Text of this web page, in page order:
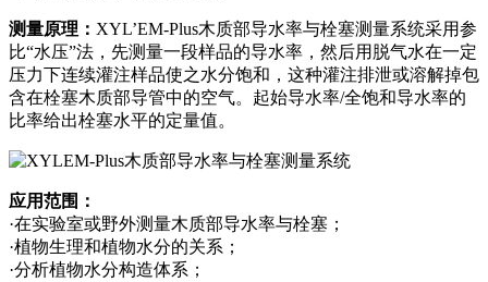
测量原理： XYL’EM-Plus木质部导水率与栓塞测量系统采用参
比“水压”法，先测量一段样品的导水率，然后用脱气水在一定
压力下连续灌注样品使之水分饱和，这种灌注排泄或溶解掉包
含在栓塞木质部导管中的空气。起始导水率/全饱和导水率的
比率给出栓塞水平的定量值。
应用范围：
·在实验室或野外测量木质部导水率与栓塞；
·植物生理和植物水分的关系；
·分析植物水分构造体系；